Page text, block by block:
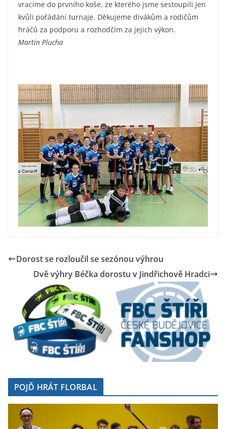
vracíme do prvního koše, ze kterého jsme sestoupili jen
kvůli pořádání turnaje. Děkujeme divákům a rodičům
hráčů za podporu a rozhodčím za jejich výkon.
Martin Plucha
Dorost se rozloučil se sezónou výhrou
Dvě výhry Béčka dorostu v Jindřichově Hradci
POJĎ HRÁT FLORBAL